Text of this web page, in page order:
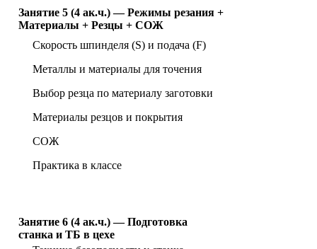
Занятие 5 (4 ак.ч.) — Режимы резания +
Материалы + Резцы + СОЖ
Скорость шпинделя (S) и подача (F)
Металлы и материалы для точения
Выбор резца по материалу заготовки
Материалы резцов и покрытия
СОЖ
Практика в классе
Занятие 6 (4 ак.ч.) — Подготовка
станка и ТБ в цехе